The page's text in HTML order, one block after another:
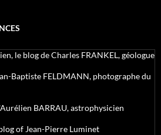
le blog de Charles FRANKEL, géologue
Baptiste FELDMANN, photographe du
BARRAU, astrophysicien
of Jean-Pierre Luminet